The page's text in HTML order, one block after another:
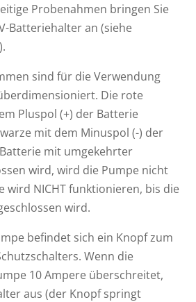
Probenahmen bringen Sie
Batteriehalter an (siehe
sind für die Verwendung
Die rote
Pluspol (+) der Batterie
mit dem Minuspol (-) der
mit umgekehrter
wird, wird die Pumpe nicht
wird NICHT funktionieren, bis die
wird.
befindet sich ein Knopf zum
Wenn die
10 Ampere überschreitet,
aus (der Knopf springt